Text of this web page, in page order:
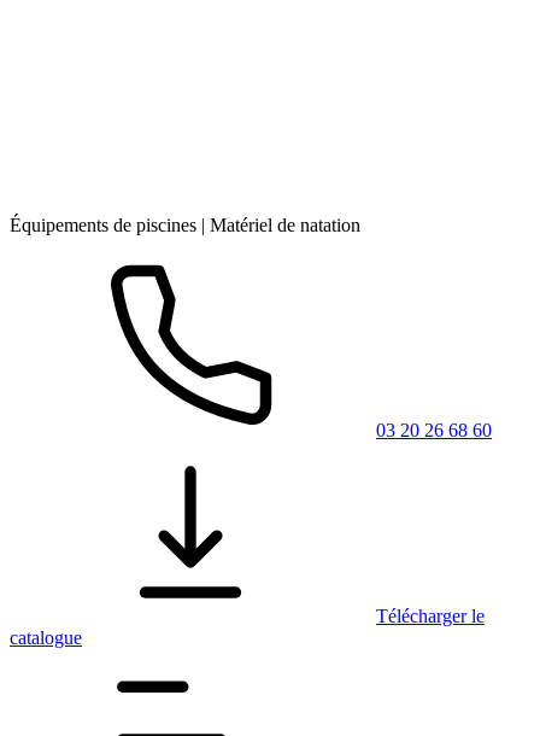
Équipements de piscines | Matériel de natation
03 20 26 68 60
Télécharger le
catalogue